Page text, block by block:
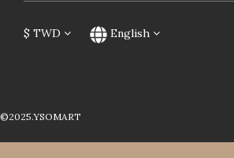
$ TWD English
©2025.YSOMART